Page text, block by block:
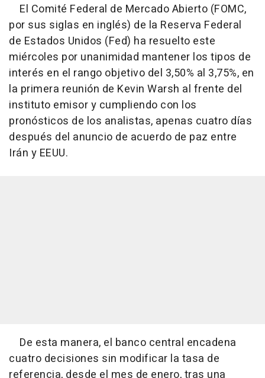
El Comité Federal de Mercado Abierto (FOMC,
por sus siglas en inglés) de la Reserva Federal
de Estados Unidos (Fed) ha resuelto este
miércoles por unanimidad mantener los tipos de
interés en el rango objetivo del 3,50% al 3,75%, en
la primera reunión de Kevin Warsh al frente del
instituto emisor y cumpliendo con los
pronósticos de los analistas, apenas cuatro días
después del anuncio de acuerdo de paz entre
Irán y EEUU.
De esta manera, el banco central encadena
cuatro decisiones sin modificar la tasa de
referencia, desde el mes de enero, tras una